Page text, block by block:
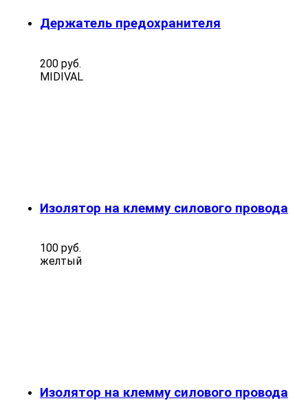
Держатель предохранителя
200 руб.
MIDIVAL
Изолятор на клемму силового провода
100 руб.
желтый
Изолятор на клемму силового провода